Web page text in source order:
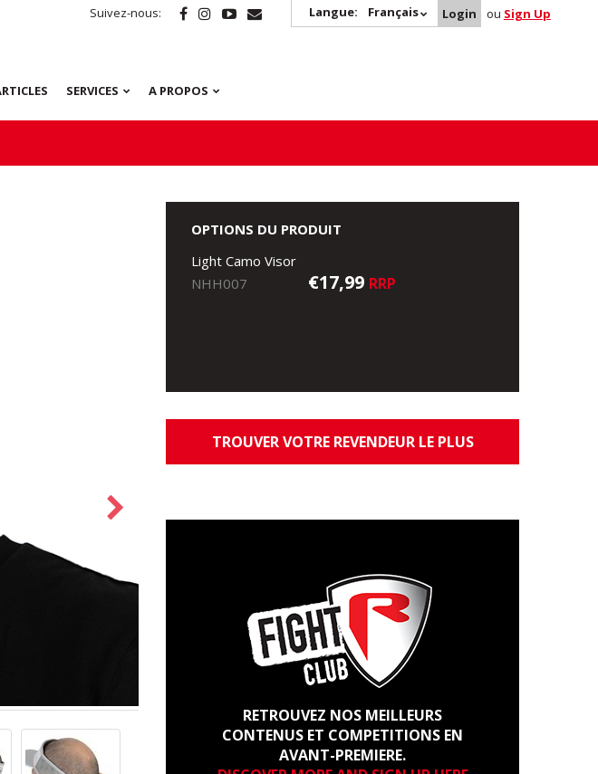
Suivez-nous: Langue: Français Login ou Sign Up
SERVICES A PROPOS
OPTIONS DU PRODUIT
Light Camo Visor
NHH007
€17,99 RRP
TROUVER VOTRE REVENDEUR LE PLUS
RETROUVEZ NOS MEILLEURS
CONTENUS ET COMPETITIONS EN
AVANT-PREMIERE.